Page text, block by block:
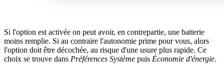
Si l'option est activée on peut avoir, en contrepartie, une batterie
moins remplie. Si au contraire l'autonomie prime pour vous, alors
l'option doit être décochée, au risque d'une usure plus rapide. Ce
choix se trouve dans Préférences Système puis Économie d'énergie.